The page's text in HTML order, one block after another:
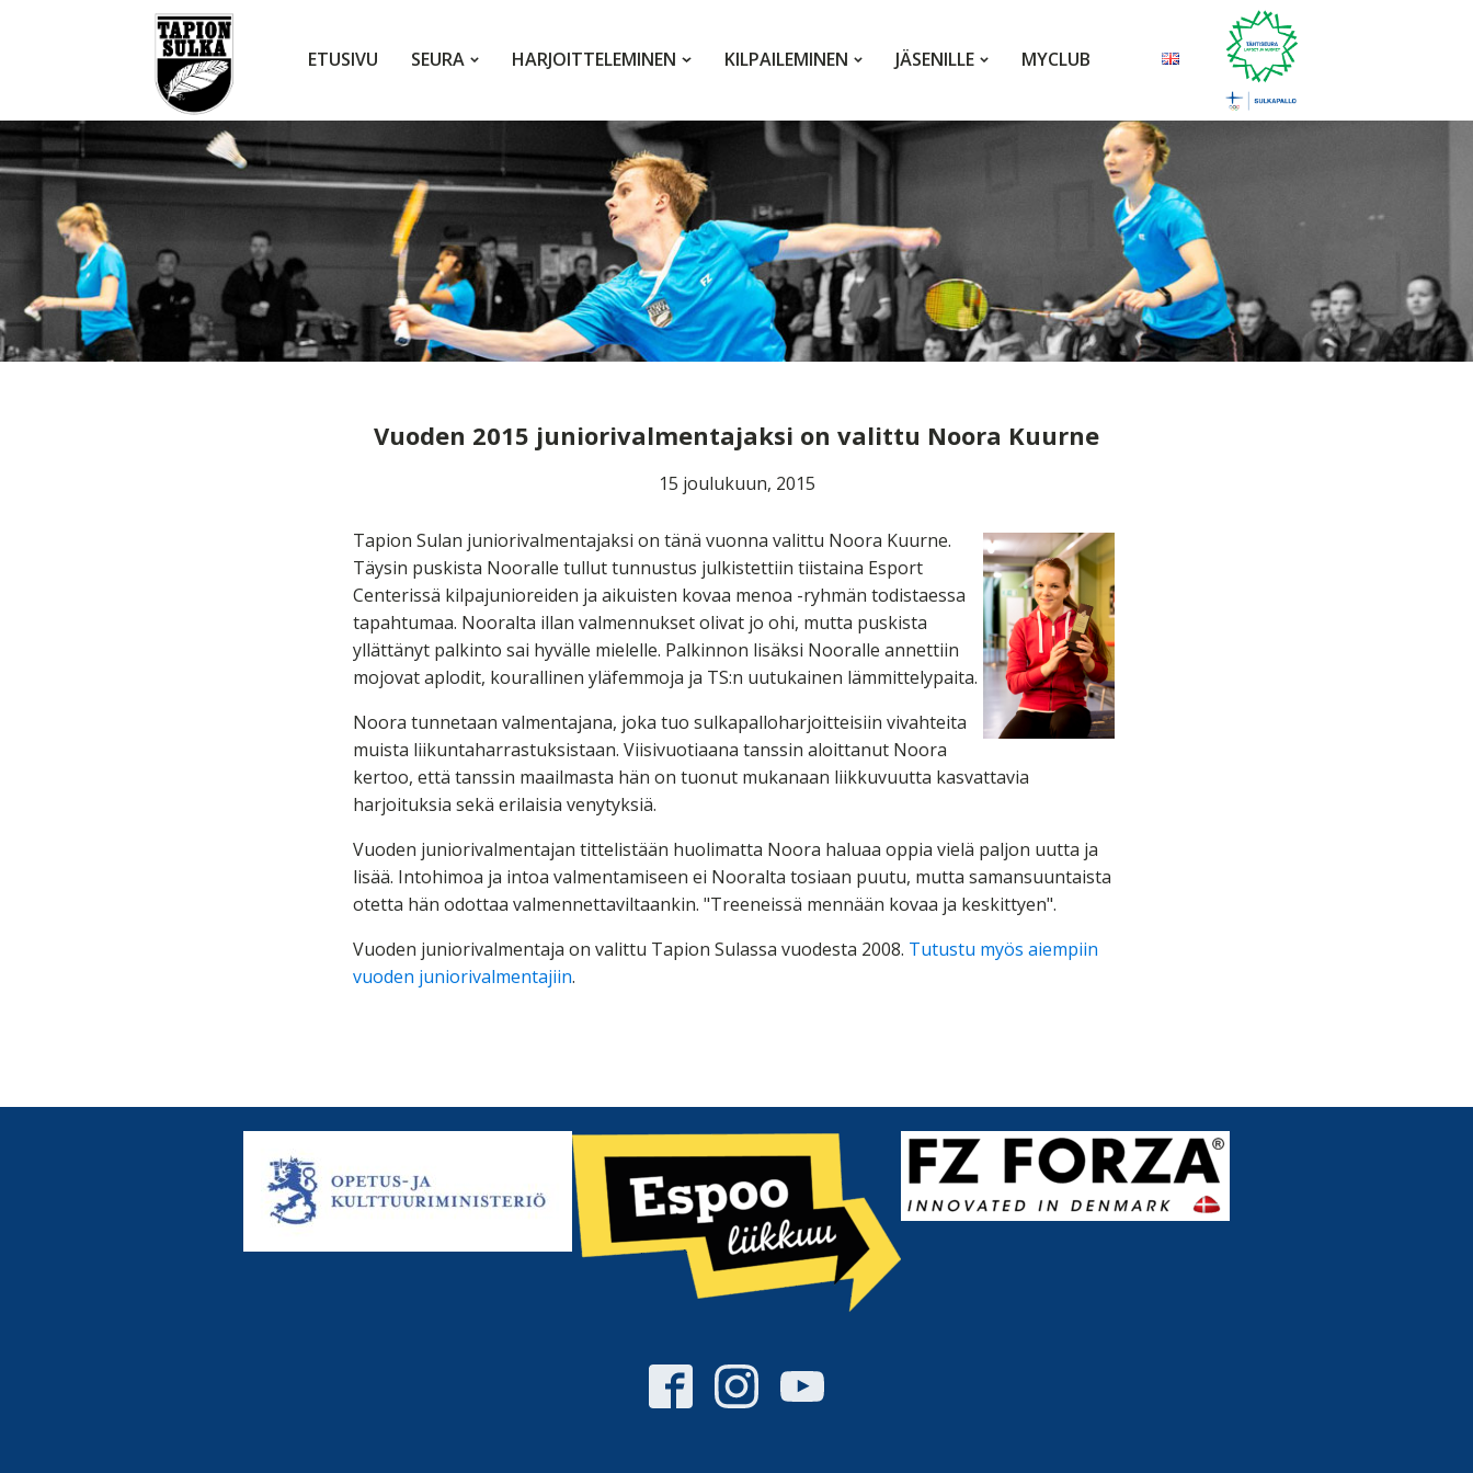
ETUSIVU SEURA HARJOITTELEMINEN KILPAILEMINEN JÄSENILLE MYCLUB
Vuoden 2015 juniorivalmentajaksi on valittu Noora Kuurne
15 joulukuun, 2015
Tapion Sulan juniorivalmentajaksi on tänä vuonna valittu Noora Kuurne.
Täysin puskista Nooralle tullut tunnustus julkistettiin tiistaina Esport
Centerissä kilpajunioreiden ja aikuisten kovaa menoa -ryhmän todistaessa
tapahtumaa. Nooralta illan valmennukset olivat jo ohi, mutta puskista
yllättänyt palkinto sai hyvälle mielelle. Palkinnon lisäksi Nooralle annettiin
mojovat aplodit, kourallinen yläfemmoja ja TS:n uutukainen lämmittelypaita.
Noora tunnetaan valmentajana, joka tuo sulkapalloharjoitteisiin vivahteita
muista liikuntaharrastuksistaan. Viisivuotiaana tanssin aloittanut Noora
kertoo, että tanssin maailmasta hän on tuonut mukanaan liikkuvuutta kasvattavia
harjoituksia sekä erilaisia venytyksiä.
Vuoden juniorivalmentajan tittelistään huolimatta Noora haluaa oppia vielä paljon uutta ja
lisää. Intohimoa ja intoa valmentamiseen ei Nooralta tosiaan puutu, mutta samansuuntaista
otetta hän odottaa valmennettaviltaankin. "Treeneissä mennään kovaa ja keskittyen".
Vuoden juniorivalmentaja on valittu Tapion Sulassa vuodesta 2008. Tutustu myös aiempiin
vuoden juniorivalmentajiin.